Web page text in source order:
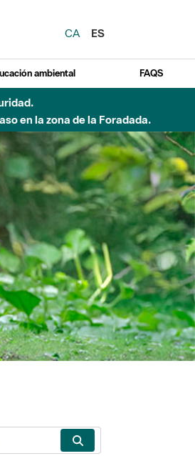
CA
ES
ambiental FAQS
en la zona de la Foradada.